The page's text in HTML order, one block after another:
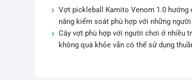
Vợt pickleball Kamito Venom 1.0
năng kiểm soát phù hợp với những
Cây vợt phù hợp với người chơi ở nhiều
không quá khỏe vẫn có thể sử dụng